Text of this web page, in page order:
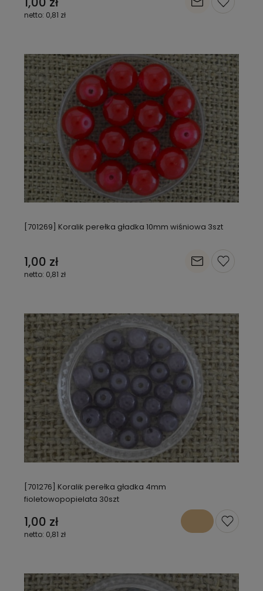
0,81 zł
[701269] Koralik perełka gładka 10mm wiśniowa 3szt
1,00 zł
0,81 zł
[701276] Koralik perełka gładka 4mm
fioletowopopielata 30szt
1,00 zł
0,81 zł